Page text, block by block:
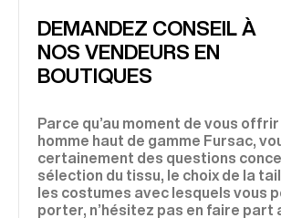
DEMANDEZ CONSEIL À
NOS VENDEURS EN
BOUTIQUES
Parce qu’au moment de vous
homme haut de gamme Fursac,
certainement des questions
sélection du tissu, le choix de la
les costumes avec lesquels vous
porter, n’hésitez pas en faire part